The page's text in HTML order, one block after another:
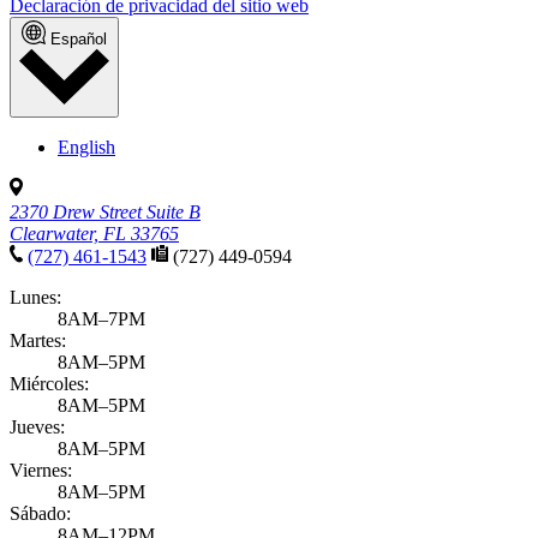
Declaración de privacidad del sitio web
Español
English
2370 Drew Street Suite B
Clearwater, FL 33765
(727) 461-1543
(727) 449-0594
Lunes:
8AM–7PM
Martes:
8AM–5PM
Miércoles:
8AM–5PM
Jueves:
8AM–5PM
Viernes:
8AM–5PM
Sábado: